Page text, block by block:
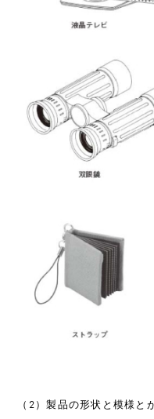
（2）製品の形状と模様と